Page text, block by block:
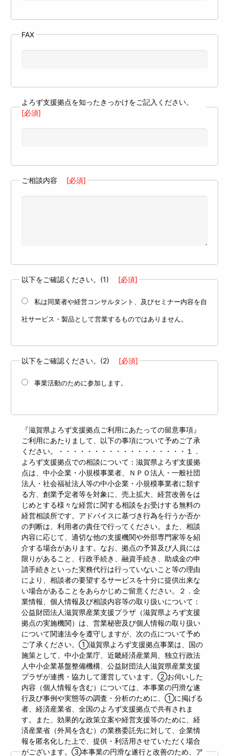
FAX
よろず支援拠点を知ったきっかけをご記入ください。
[必須]
ご相談内容 [必須]
以下をご確認ください。(1) [必須]
私は同業者や経営コンサルタント、及びセミナー内容を自
社サービス・製品として営業するものではありません。
以下をご確認ください。(2) [必須]
事業活動のために参加します。
『滋賀県よろず支援拠点ご利用にあたっての留意事項』
ご利用にあたりまして、以下の事項について予めご了承
ください。・・・・・・・・・・・・・・・・・・１．
よろず支援拠点での相談について：滋賀県よろず支援拠
点は、中小企業・小規模事業者、ＮＰＯ法人・一般社団
法人・社会福祉法人等の中小企業・小規模事業者に類す
る方、創業予定者等を対象に、売上拡大、経営改善をは
じめとする様々な経営に関する相談をお受けする無料の
経営相談所です。アドバイスに基づき行為を行うか否か
の判断は、利用者の責任で行ってください。また、相談
内容に応じて、適切な他の支援機関や外部専門家等を紹
介する場合があります。なお、拠点の予算及び人員には
限りがあること、行政手続き、融資手続き、助成金の申
請手続きといった実務代行は行っていないこと等の理由
により、相談者の要望するサービスを十分に提供出来な
い場合があることをあらかじめご留意ください。２．企
業情報、個人情報及び相談内容等の取り扱いについて：
公益財団法人滋賀県産業支援プラザ（滋賀県よろず支援
拠点の実施機関）は、営業秘密及び個人情報の取り扱い
について関連法令を遵守しますが、次の点について予め
ご了承ください。①滋賀県よろず支援拠点事業は、国の
施策として、中小企業庁、近畿経済産業局、独立行政法
人中小企業基盤整備機構、公益財団法人滋賀県産業支援
プラザが連携・協力して運営しています。②お伺いした
内容（個人情報を含む）については、本事業の円滑な遂
行及び事例や実態等の調査・分析のために、①に掲げる
者、経済産業省、全国のよろず支援拠点で共有されま
す。また、効果的な政策立案や経営支援等のために、経
済産業省（外局を含む）の業務委託先に対して、企業情
報を匿名化した上で、提供・利活用させていただく場合
がございます。③本事業の円滑な遂行と改善のため、ア